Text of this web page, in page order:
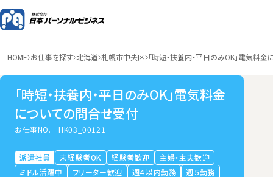
HOME お仕事を探す 北海道 札幌市中央区 「時短・扶養内・平日のみOK」電気料
「時短・扶養内・平日のみOK」電気料金
についての問合せ受付
お仕事NO.HK03_00121
派遣社員 未経験者OK 経験者歓迎
主婦・主夫歓迎
ミドル活躍中
フリーター歓迎 週４以内勤務
週５勤務